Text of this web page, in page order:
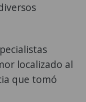
localizado al
que tomó